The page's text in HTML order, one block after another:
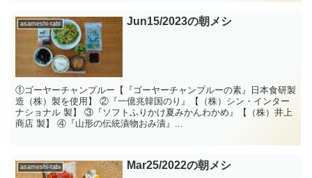
asameshi-tabi Jun15/2023の朝メシ
①ゴーヤーチャンプルー【『ゴーヤーチャンプルーの素』日本食研製
造（株）製を使用】 ②『一億兆韓国のり』【（株）シン・インター
ナショナル 製】 ③『ソフトふりかけ夏みかんわかめ』【（株）井上
商店 製】 ④『山形の伝統漬物おみ漬』...
asameshi-tabi Mar25/2022の朝メシ